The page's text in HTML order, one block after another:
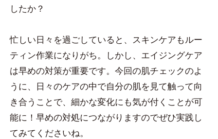
したか？
忙しい日々を過ごしていると、スキンケアもルー
ティン作業になりがち。しかし、エイジングケア
は早めの対策が重要です。今回の肌チェックのよ
うに、日々のケアの中で自分の肌を見て触って向
き合うことで、細かな変化にも気が付くことが可
能に！早めの対処につながりますのでぜひ実践し
てみてくださいね。